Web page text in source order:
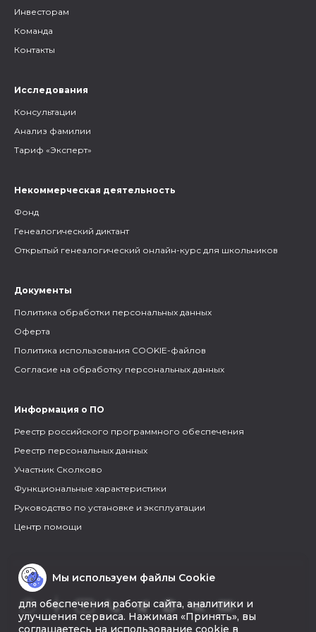
Инвесторам
Команда
Контакты
Исследования
Консультации
Анализ фамилии
Тариф «Эксперт»
Некоммерческая деятельность
Фонд
Генеалогический диктант
Открытый генеалогический онлайн-курс для школьников
Документы
Политика обработки персональных данных
Оферта
Политика использования COOKIE-файлов
Согласие на обработку персональных данных
Информация о ПО
Реестр российского программного обеспечения
Реестр персональных данных
Участник Сколково
Функциональные характеристики
Руководство по установке и эксплуатации
Центр помощи
Мы используем файлы Cookie
для обеспечения работы сайта, аналитики и
улучшения сервиса. Нажимая «Принять», вы
соглашаетесь на использование cookie в